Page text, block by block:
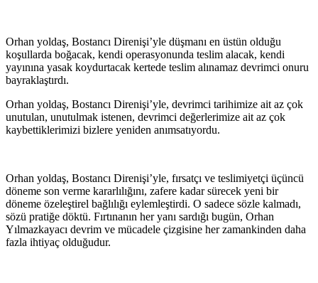
Orhan yoldaş, Bostancı Direnişi’yle düşmanı en üstün olduğu
koşullarda boğacak, kendi operasyonunda teslim alacak, kendi
yayınına yasak koydurtacak kertede teslim alınamaz devrimci onuru
bayraklaştırdı.
Orhan yoldaş, Bostancı Direnişi’yle, devrimci tarihimize ait az çok
unutulan, unutulmak istenen, devrimci değerlerimize ait az çok
kaybettiklerimizi bizlere yeniden anımsatıyordu.
Orhan yoldaş, Bostancı Direnişi’yle, fırsatçı ve teslimiyetçi üçüncü
döneme son verme kararlılığını, zafere kadar sürecek yeni bir
döneme özeleştirel bağlılığı eylemleştirdi. O sadece sözle kalmadı,
sözü pratiğe döktü. Fırtınanın her yanı sardığı bugün, Orhan
Yılmazkayacı devrim ve mücadele çizgisine her zamankinden daha
fazla ihtiyaç olduğudur.